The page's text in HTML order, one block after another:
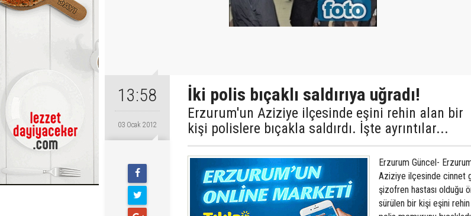
13:58
03 Ocak 2012
İki polis bıçaklı saldırıya uğradı!
Erzurum'un Aziziye ilçesinde eşini rehin alan bir
kişi polislere bıçakla saldırdı. İşte ayrıntılar...
Erzurum Güncel-
Aziziye ilçesinde cinnet
şizofren hastası olduğu
sürülen bir kişi eşini rehin